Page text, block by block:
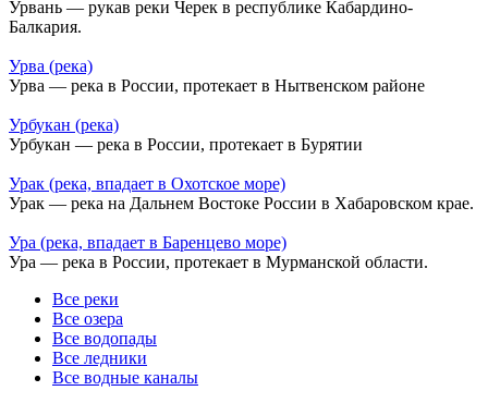
Урвань — рукав реки Черек в республике Кабардино-
Балкария.
Урва (река)
Урва — река в России, протекает в Нытвенском районе
Урбукан (река)
Урбукан — река в России, протекает в Бурятии
Урак (река, впадает в Охотское море)
Урак — река на Дальнем Востоке России в Хабаровском крае.
Ура (река, впадает в Баренцево море)
Ура — река в России, протекает в Мурманской области.
Все реки
Все озера
Все водопады
Все ледники
Все водные каналы